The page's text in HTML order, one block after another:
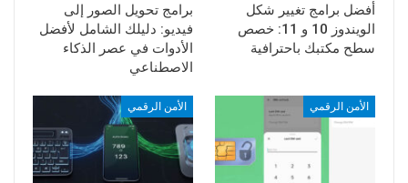
أفضل برامج تغيير شكل
الويندوز 10 و 11: خصص
سطح مكتبك باحترافية
برامج تحويل الصور إلى
فيديو: دليلك الشامل لأفضل
الأدوات في عصر الذكاء
الاصطناعي
الأمن الرقمي الأمن الرقمي